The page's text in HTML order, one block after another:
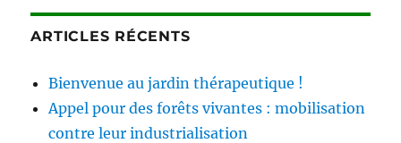
ARTICLES RÉCENTS
Bienvenue au jardin thérapeutique !
Appel pour des forêts vivantes : mobilisation
contre leur industrialisation